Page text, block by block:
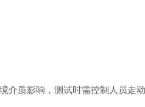
质影响，测试时需控制人员走动